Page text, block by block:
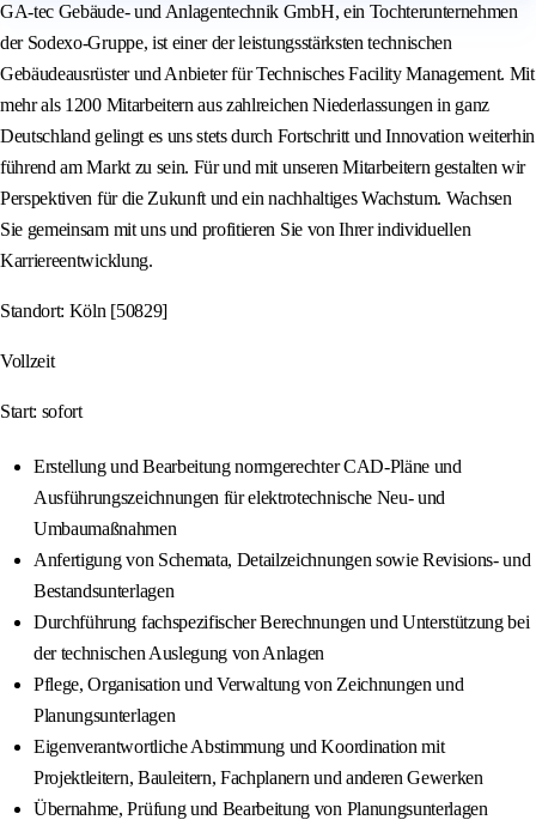
GA-tec Gebäude- und Anlagentechnik GmbH, ein Tochterunternehmen
der Sodexo-Gruppe, ist einer der leistungsstärksten technischen
Gebäudeausrüster und Anbieter für Technisches Facility Management. Mit
mehr als 1200 Mitarbeitern aus zahlreichen Niederlassungen in ganz
Deutschland gelingt es uns stets durch Fortschritt und Innovation weiterhin
führend am Markt zu sein. Für und mit unseren Mitarbeitern gestalten wir
Perspektiven für die Zukunft und ein nachhaltiges Wachstum. Wachsen
Sie gemeinsam mit uns und profitieren Sie von Ihrer individuellen
Karriereentwicklung.
Standort: Köln [50829]
Vollzeit
Start: sofort
Erstellung und Bearbeitung normgerechter CAD-Pläne und
Ausführungszeichnungen für elektrotechnische Neu- und
Umbaumaßnahmen
Anfertigung von Schemata, Detailzeichnungen sowie Revisions- und
Bestandsunterlagen
Durchführung fachspezifischer Berechnungen und Unterstützung bei
der technischen Auslegung von Anlagen
Pflege, Organisation und Verwaltung von Zeichnungen und
Planungsunterlagen
Eigenverantwortliche Abstimmung und Koordination mit
Projektleitern, Bauleitern, Fachplanern und anderen Gewerken
Übernahme, Prüfung und Bearbeitung von Planungsunterlagen